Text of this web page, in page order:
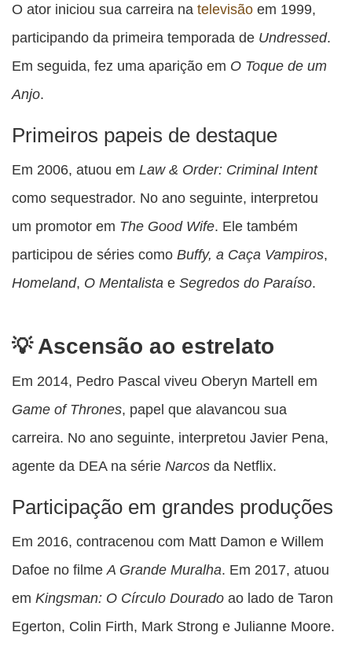
O ator iniciou sua carreira na televisão em 1999,
participando da primeira temporada de Undressed.
Em seguida, fez uma aparição em O Toque de um
Anjo.
Primeiros papeis de destaque
Em 2006, atuou em Law & Order: Criminal Intent
como sequestrador. No ano seguinte, interpretou
um promotor em The Good Wife. Ele também
participou de séries como Buffy, a Caça Vampiros,
Homeland, O Mentalista e Segredos do Paraíso.
Ascensão ao estrelato
Em 2014, Pedro Pascal viveu Oberyn Martell em
Game of Thrones, papel que alavancou sua
carreira. No ano seguinte, interpretou Javier Pena,
agente da DEA na série Narcos da Netflix.
Participação em grandes produções
Em 2016, contracenou com Matt Damon e Willem
Dafoe no filme A Grande Muralha. Em 2017, atuou
em Kingsman: O Círculo Dourado ao lado de Taron
Egerton, Colin Firth, Mark Strong e Julianne Moore.